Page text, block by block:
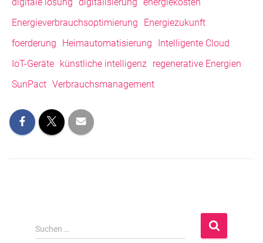
Energieverbrauchsoptimierung
Energiezukunft
foerderung
Heimautomatisierung
Intelligente Cloud
IoT-Geräte
künstliche intelligenz regenerative Energien
SunPact Verbrauchsmanagement
S
u
Suchen …